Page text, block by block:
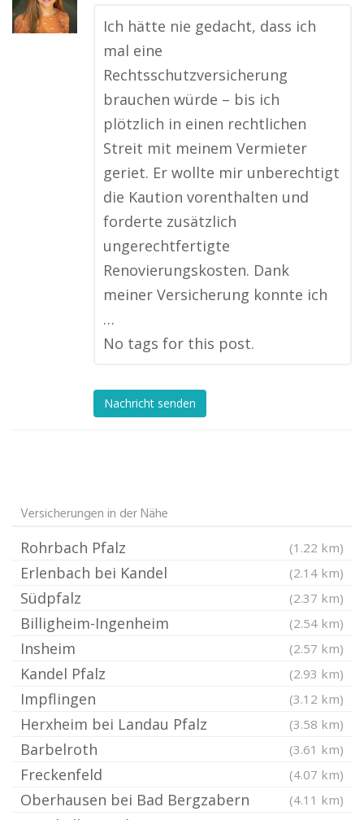
Ich hätte nie gedacht, dass ich
mal eine
Rechtsschutzversicherung
brauchen würde – bis ich
plötzlich in einen rechtlichen
Streit mit meinem Vermieter
geriet. Er wollte mir unberechtigt
die Kaution vorenthalten und
forderte zusätzlich
ungerechtfertigte
Renovierungskosten. Dank
meiner Versicherung konnte ich
…
No tags for this post.
Nachricht senden
Versicherungen in der Nähe
Rohrbach Pfalz (1.22 km)
Erlenbach bei Kandel (2.14 km)
Südpfalz (2.37 km)
Billigheim-Ingenheim (2.54 km)
Insheim (2.57 km)
Kandel Pfalz (2.93 km)
Impflingen (3.12 km)
Herxheim bei Landau Pfalz (3.58 km)
Barbelroth (3.61 km)
Freckenfeld (4.07 km)
Oberhausen bei Bad Bergzabern (4.11 km)